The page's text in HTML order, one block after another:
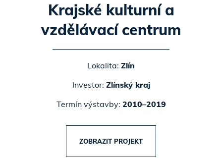
Krajské kulturní a
vzdělávací centrum
Lokalita: Zlín
Investor: Zlínský kraj
Termín výstavby: 2010–2019
ZOBRAZIT PROJEKT